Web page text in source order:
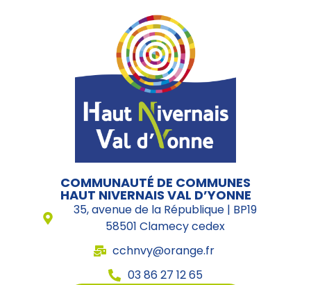
COMMUNAUTÉ DE COMMUNES
HAUT NIVERNAIS VAL D’YONNE
35, avenue de la République | BP19
58501 Clamecy cedex
cchnvy@orange.fr
03 86 27 12 65